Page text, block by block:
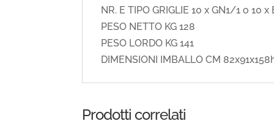
NR. E TIPO GRIGLIE 10 x GN1/1 o 10
PESO NETTO KG 128
PESO LORDO KG 141
DIMENSIONI IMBALLO CM
Prodotti correlati